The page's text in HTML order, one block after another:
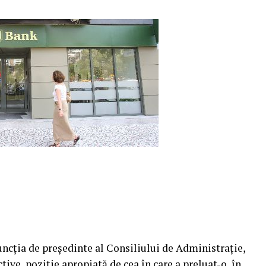
de preşedinte al Consiliului de Administraţie,